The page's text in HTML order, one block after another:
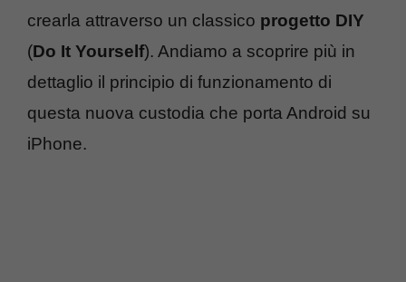
crearla attraverso un classico progetto DIY
(Do It Yourself). Andiamo a scoprire più in
dettaglio il principio di funzionamento di
questa nuova custodia che porta Android su
iPhone.